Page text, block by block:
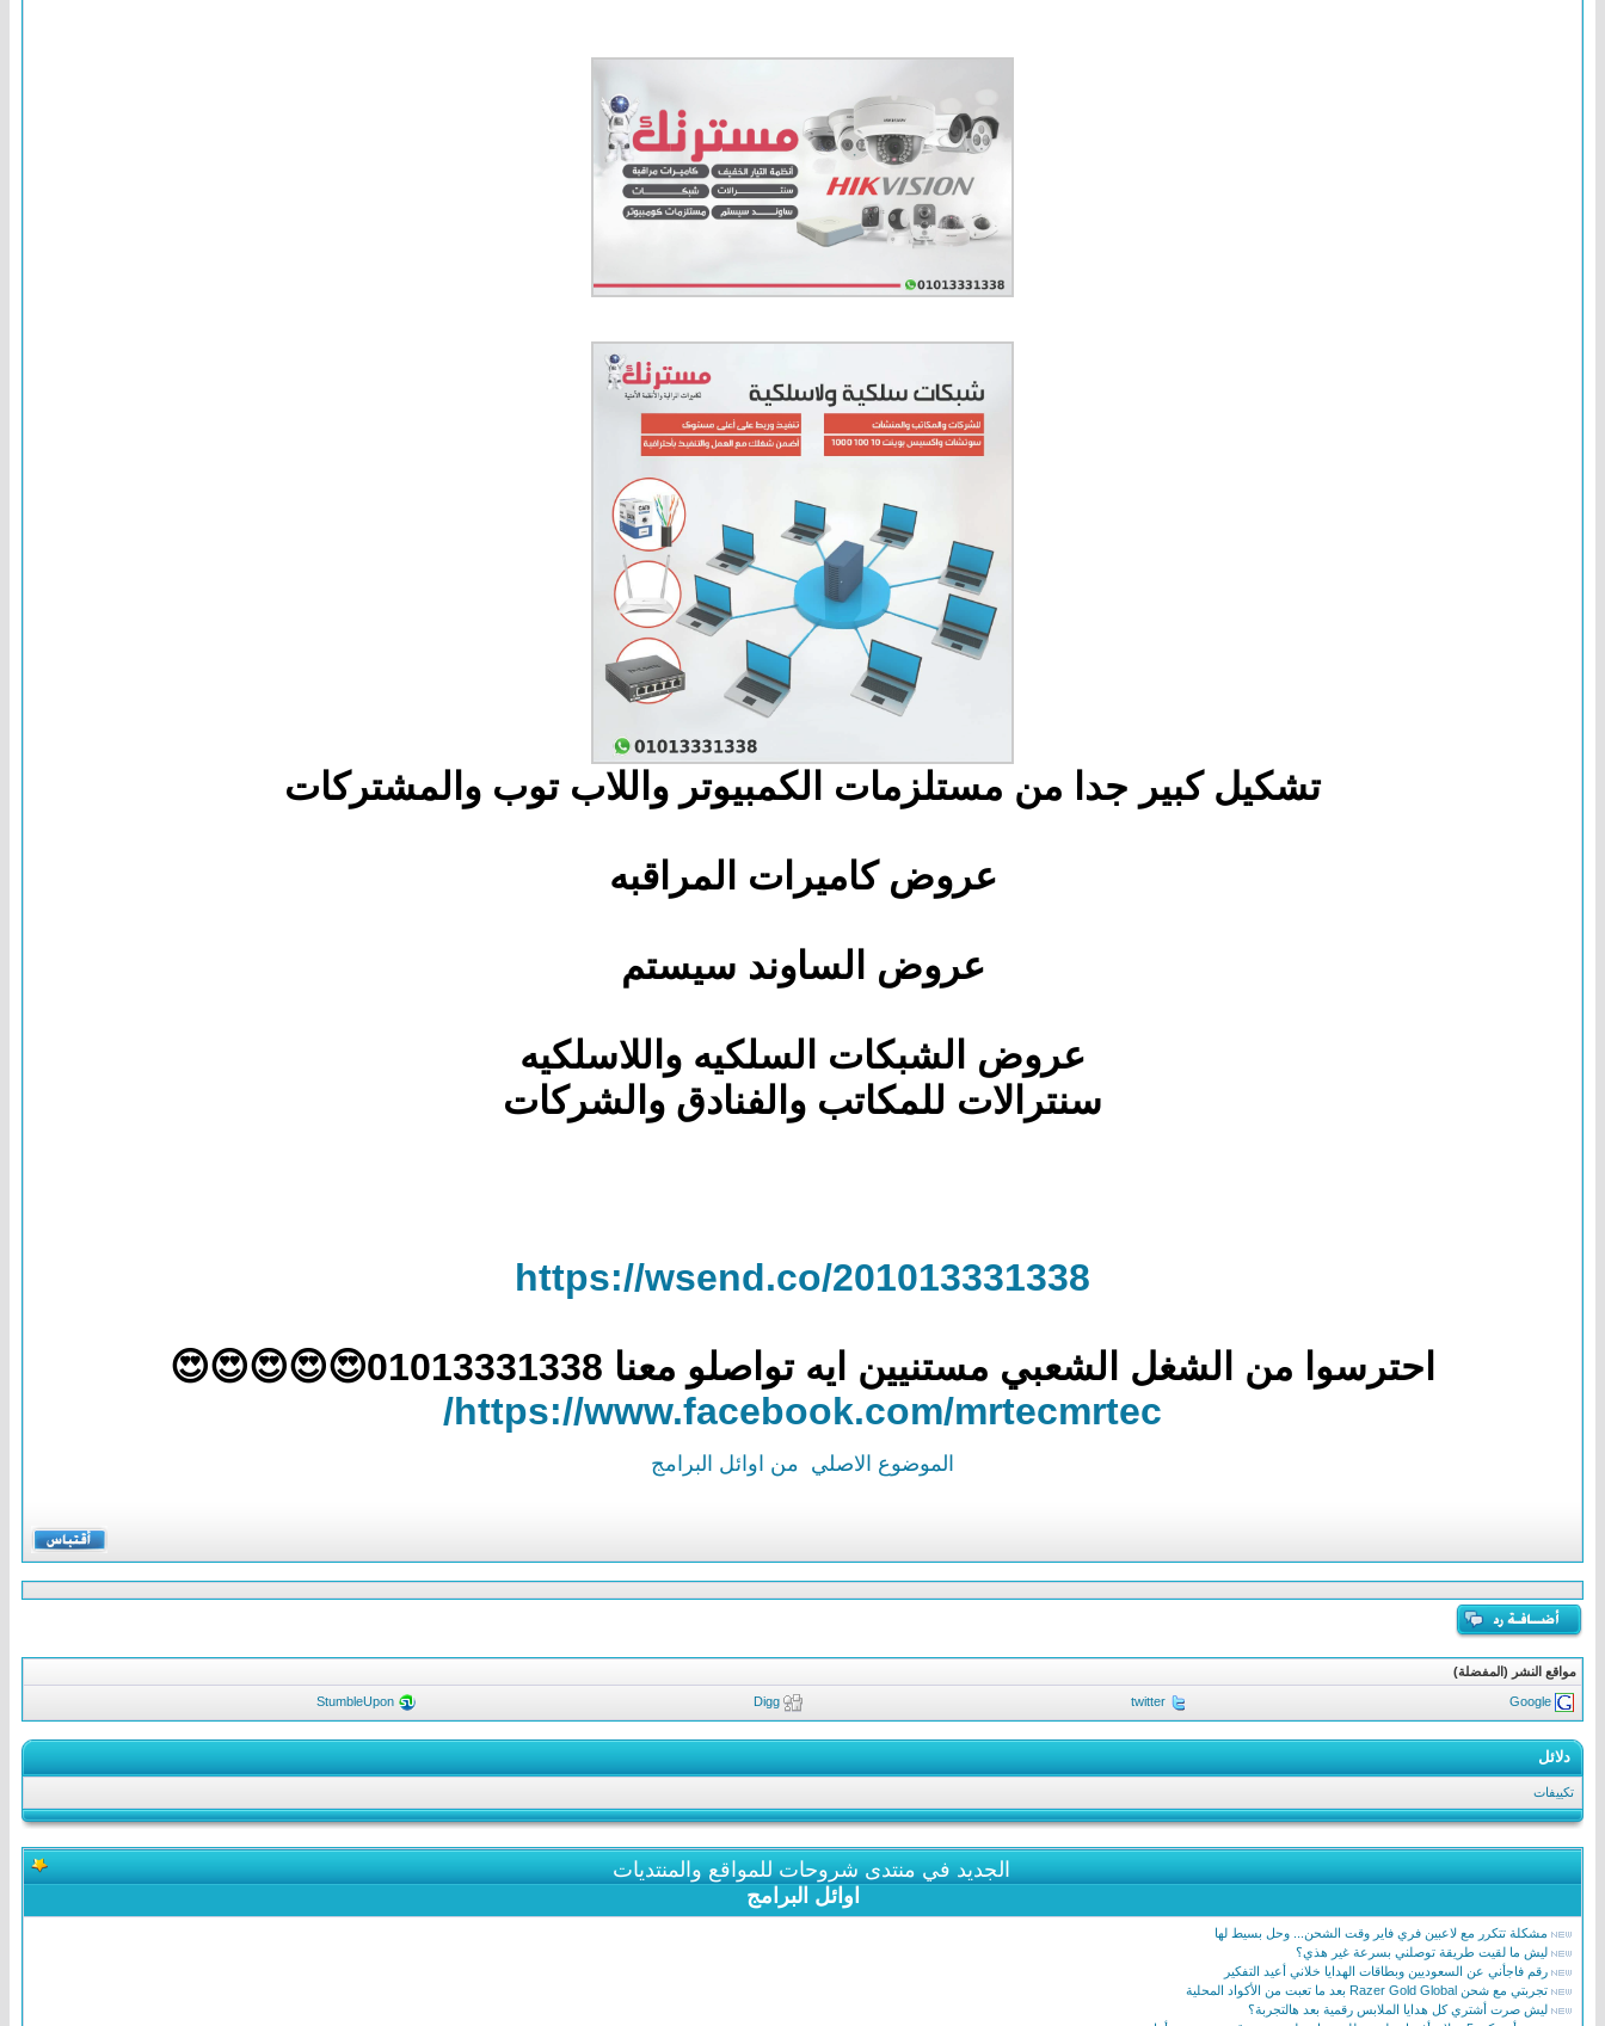
تشكيل كبير جدا من مستلزمات الكمبيوتر واللاب توب والمشتركات
عروض كاميرات المراقبه
عروض الساوند سيستم
عروض الشبكات السلكيه واللاسلكيه
سنترالات للمكاتب والفنادق والشركات
https://wsend.co/201013331338
احترسوا من الشغل الشعبي مستنيين ايه تواصلو معنا 01013331338😍😍😍😍😍
https://www.facebook.com/mrtecmrtec/
الموضوع الاصلي من اوائل البرامج
مواقع النشر (المفضلة)
Google
twitter
Digg
StumbleUpon
دلائل
تكييفات
الجديد في منتدى شروحات للمواقع والمنتديات
اوائل البرامج
مشكلة تتكرر مع لاعبين فري فاير وقت الشحن... وحل بسيط لها
ليش ما لقيت طريقة توصلني بسرعة غير هذي؟
رقم فاجأني عن السعوديين وبطاقات الهدايا خلاني أعيد التفكير
تجربتي مع شحن Razer Gold Global بعد ما تعبت من الأكواد المحلية
ليش صرت أشتري كل هدايا الملابس رقمية بعد هالتجربة؟